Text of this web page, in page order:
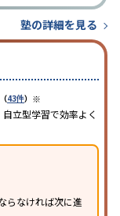
塾の詳細を見る
（43件） ※
立型学習で効率よく
らなければ次に進